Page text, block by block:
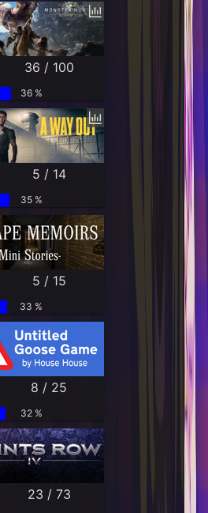
36 / 100
36 %
5 / 14
35 %
5 / 15
33 %
8 / 25
32 %
23 / 73